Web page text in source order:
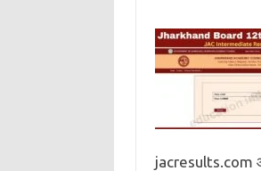
jacresults.com